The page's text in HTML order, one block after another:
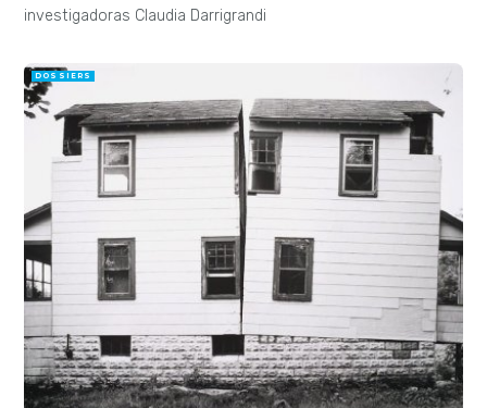
investigadoras Claudia Darrigrandi
DOSSIERS